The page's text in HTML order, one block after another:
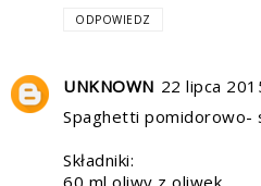
ODPOWIEDZ
UNKNOWN 22 lipca
Spaghetti pomidorowo-
Składniki:
60 ml oliwy z oliwek